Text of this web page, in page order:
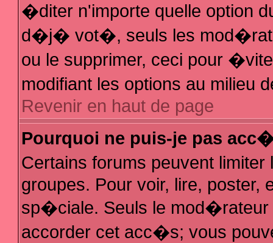
�diter n'importe quelle option
d�j� vot�, seuls les
ou le supprimer, ceci pour
modifiant les options au milieu
Revenir en haut de page
Pourquoi ne puis-je pas
Certains forums peuvent
groupes. Pour voir, lire, poster,
sp�ciale. Seuls le mod�rateur
accorder cet acc�s; vous